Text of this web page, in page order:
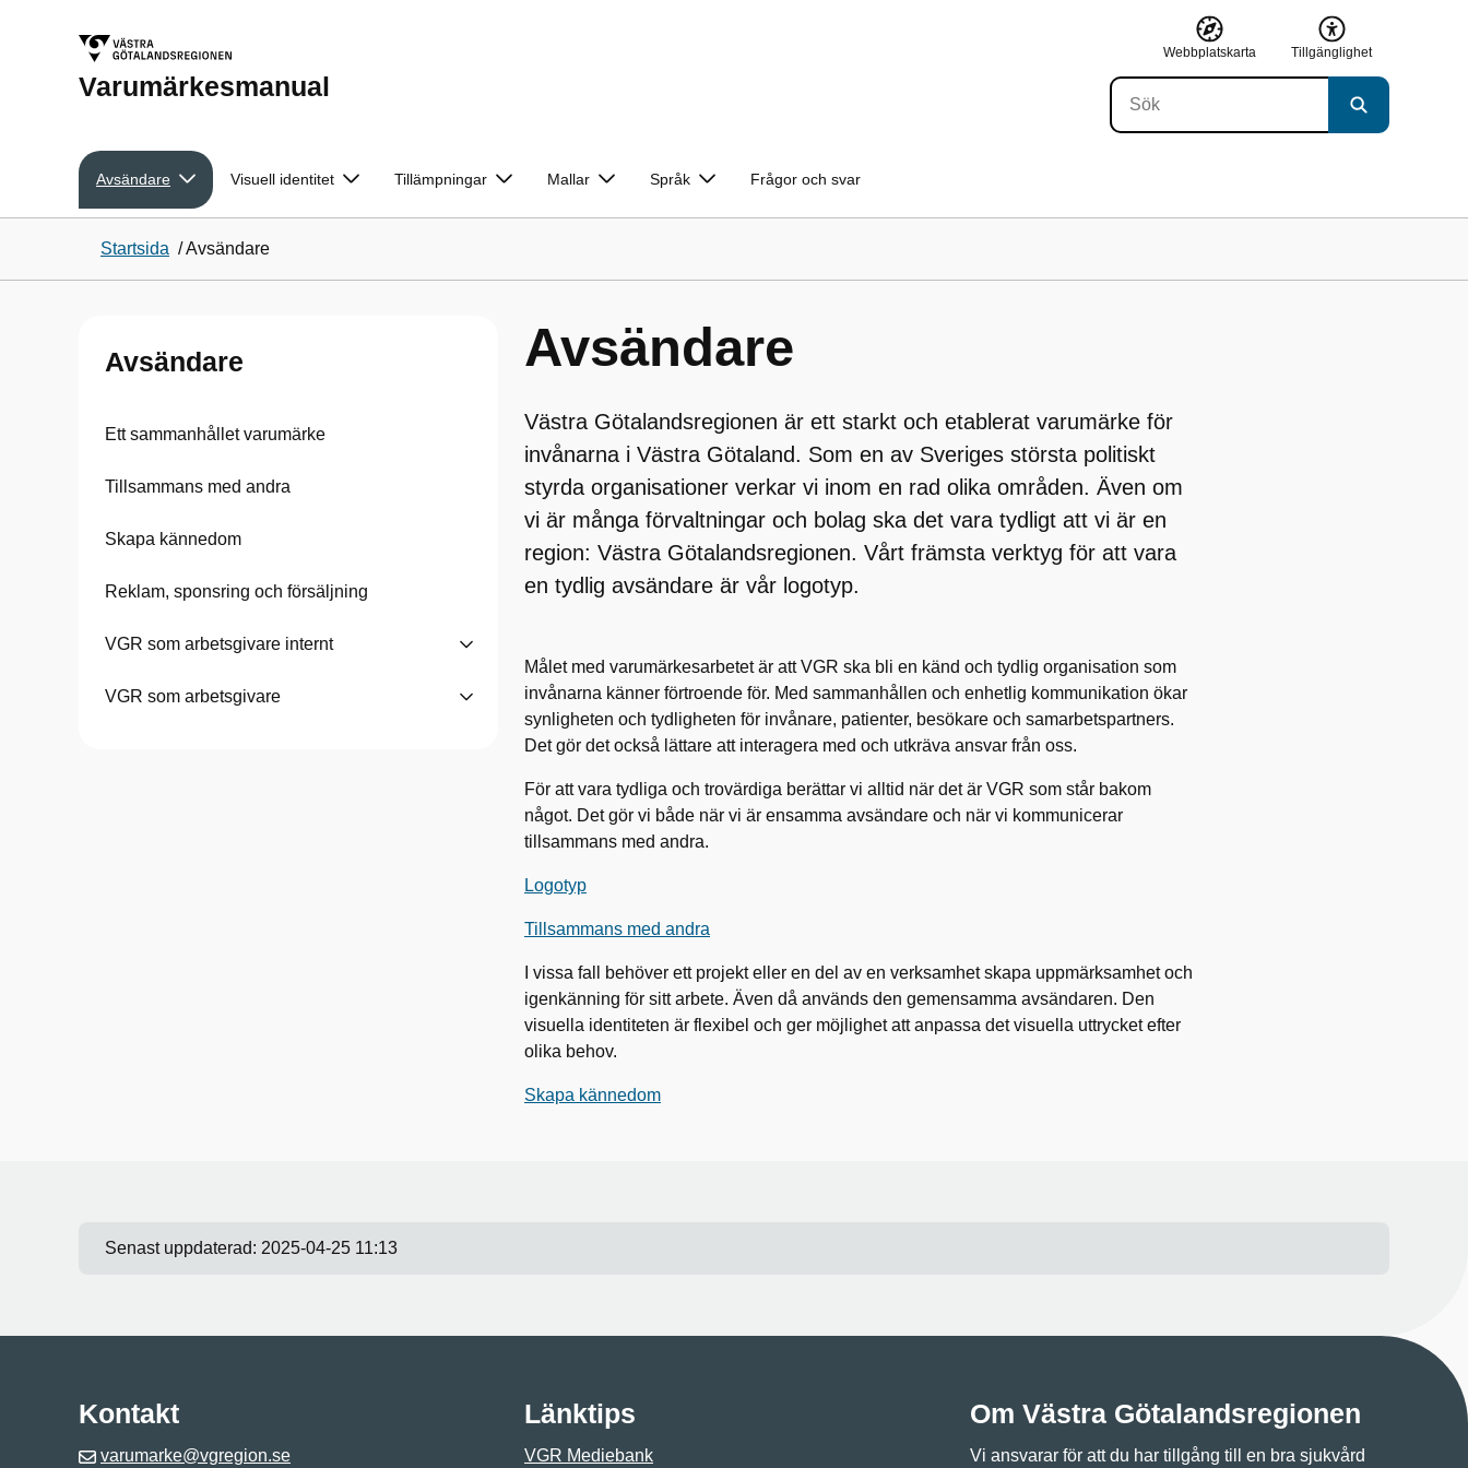
Varumärkesmanual
Webbplatskarta Tillgänglighet
Avsändare Visuell identitet Tillämpningar Mallar Språk Frågor och svar
Startsida /Avsändare
Avsändare
Ett sammanhållet varumärke
Tillsammans med andra
Skapa kännedom
Reklam, sponsring och försäljning
VGR som arbetsgivare internt
VGR som arbetsgivare
Avsändare
Västra Götalandsregionen är ett starkt och etablerat varumärke för
invånarna i Västra Götaland. Som en av Sveriges största politiskt
styrda organisationer verkar vi inom en rad olika områden. Även om
vi är många förvaltningar och bolag ska det vara tydligt att vi är en
region: Västra Götalandsregionen. Vårt främsta verktyg för att vara
en tydlig avsändare är vår logotyp.
Målet med varumärkesarbetet är att VGR ska bli en känd och tydlig organisation som
invånarna känner förtroende för. Med sammanhållen och enhetlig kommunikation ökar
synligheten och tydligheten för invånare, patienter, besökare och samarbetspartners.
Det gör det också lättare att interagera med och utkräva ansvar från oss.
För att vara tydliga och trovärdiga berättar vi alltid när det är VGR som står bakom
något. Det gör vi både när vi är ensamma avsändare och när vi kommunicerar
tillsammans med andra.
Logotyp
Tillsammans med andra
I vissa fall behöver ett projekt eller en del av en verksamhet skapa uppmärksamhet och
igenkänning för sitt arbete. Även då används den gemensamma avsändaren. Den
visuella identiteten är flexibel och ger möjlighet att anpassa det visuella uttrycket efter
olika behov.
Skapa kännedom
Senast uppdaterad: 2025-04-25 11:13
Kontakt
varumarke@vgregion.se
Länktips
VGR Mediebank
Om Västra Götalandsregionen
Vi ansvarar för att du har tillgång till en bra sjukvård